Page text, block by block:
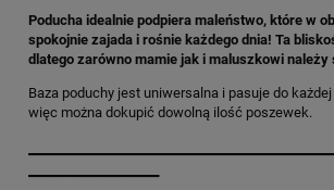
Poducha idealnie podpiera maleństwo, które w
spokojnie zajada i rośnie każdego dnia! Ta
dlatego zarówno mamie jak i maluszkowi należy
Baza poduchy jest uniwersalna i pasuje do
więc można dokupić dowolną ilość poszewek.